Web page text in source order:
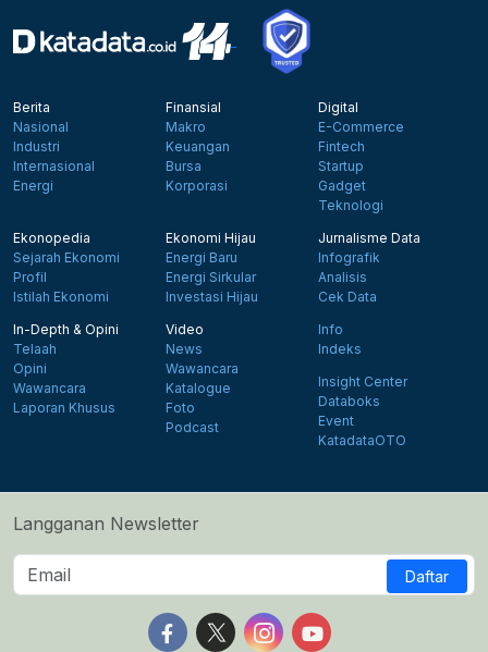
Berita
Nasional
Industri
Internasional
Energi
Finansial
Makro
Keuangan
Bursa
Korporasi
Digital
E-Commerce
Fintech
Startup
Gadget
Teknologi
Ekonopedia
Sejarah Ekonomi
Profil
Istilah Ekonomi
Ekonomi Hijau
Energi Baru
Energi Sirkular
Investasi Hijau
Jurnalisme Data
Infografik
Analisis
Cek Data
In-Depth & Opini
Telaah
Opini
Wawancara
Laporan Khusus
Video
News
Wawancara
Katalogue
Foto
Podcast
Info
Indeks
Insight Center
Databoks
Event
KatadataOTO
Langganan Newsletter
Daftar
Follow us on Facebook
Follow us on X
Follow us on Instagram
Follow us on